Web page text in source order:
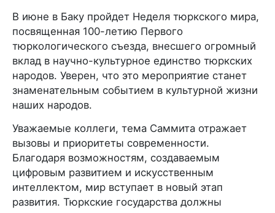
В июне в Баку пройдет Неделя тюркского мира,
посвященная 100-летию Первого
тюркологического съезда, внесшего огромный
вклад в научно-культурное единство тюркских
народов. Уверен, что это мероприятие станет
знаменательным событием в культурной жизни
наших народов.
Уважаемые коллеги, тема Саммита отражает
вызовы и приоритеты современности.
Благодаря возможностям, создаваемым
цифровым развитием и искусственным
интеллектом, мир вступает в новый этап
развития. Тюркские государства должны